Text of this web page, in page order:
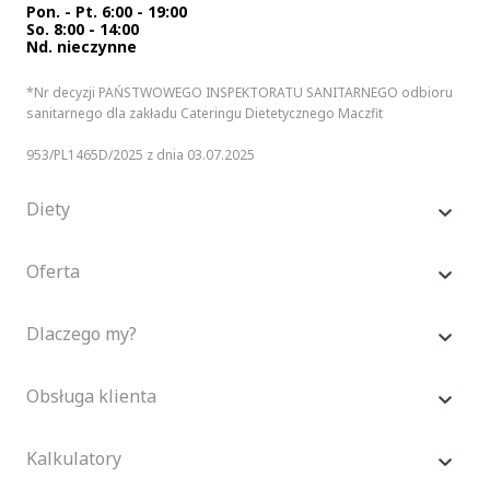
Pon. - Pt. 6:00 - 19:00
So. 8:00 - 14:00
Nd. nieczynne
*Nr decyzji PAŃSTWOWEGO INSPEKTORATU SANITARNEGO odbioru
sanitarnego dla zakładu Cateringu Dietetycznego Maczfit
953/PL1465D/2025 z dnia 03.07.2025
Diety
Oferta
Dlaczego my?
Obsługa klienta
Kalkulatory